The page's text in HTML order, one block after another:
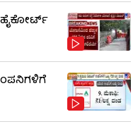
ಹೈಕೋರ್ಟ್​​